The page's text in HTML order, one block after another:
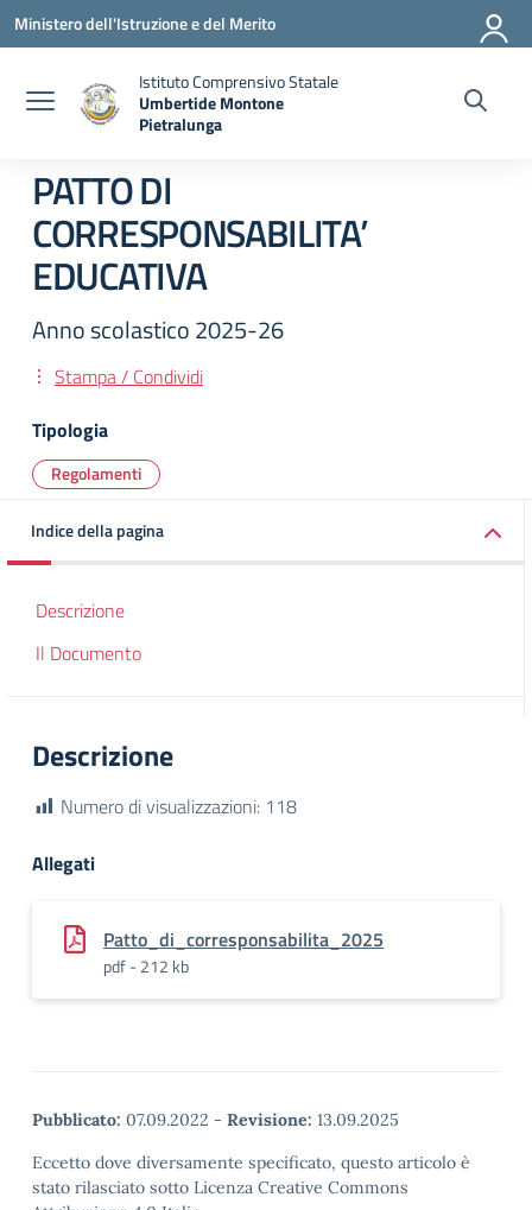
Vai ai contenuti
Vai al menu di navigazione
Vai al footer
Ministero dell'Istruzione e del Merito
Istituto Comprensivo Statale
Umbertide Montone
Pietralunga
PATTO DI
CORRESPONSABILITA’
EDUCATIVA
Anno scolastico 2025-26
Stampa / Condividi
Tipologia
Regolamenti
Indice della pagina
Descrizione
Il Documento
Descrizione
Numero di visualizzazioni: 118
Allegati
Patto_di_corresponsabilita_2025
pdf - 212 kb
Pubblicato: 07.09.2022 - Revisione: 13.09.2025
Eccetto dove diversamente specificato, questo articolo è
stato rilasciato sotto Licenza Creative Commons